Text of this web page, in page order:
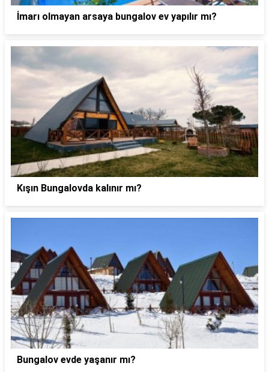
İmarı olmayan arsaya bungalov ev yapılır mı?
Kışın Bungalovda kalınır mı?
Bungalov evde yaşanır mı?